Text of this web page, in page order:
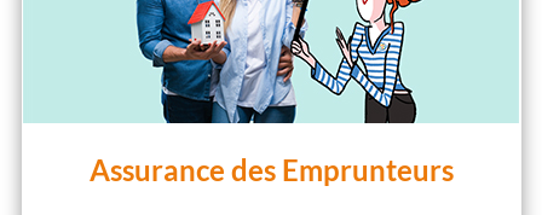
Assurance des Emprunteurs